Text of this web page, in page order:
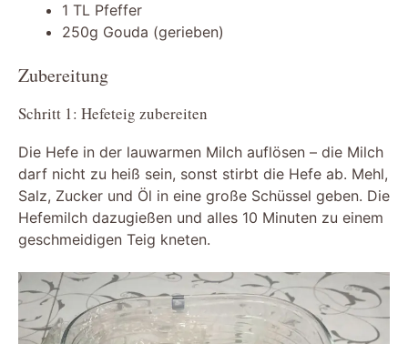
1 TL Pfeffer
250g Gouda (gerieben)
Zubereitung
Schritt 1: Hefeteig zubereiten
Die Hefe in der lauwarmen Milch auflösen – die Milch
darf nicht zu heiß sein, sonst stirbt die Hefe ab. Mehl,
Salz, Zucker und Öl in eine große Schüssel geben. Die
Hefemilch dazugießen und alles 10 Minuten zu einem
geschmeidigen Teig kneten.